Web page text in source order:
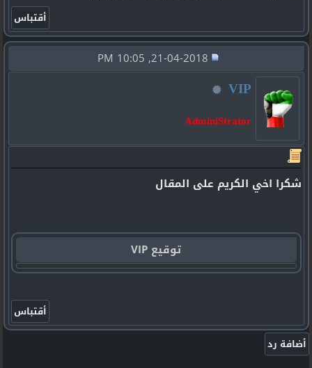
VIP
AdminiStrator
شكرا اخي الكريم على المقال
توقيع VIP